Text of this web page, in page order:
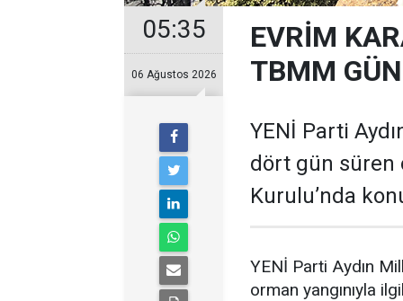
05:35
06 Ağustos 2026
EVRİM
TBMM
YENİ Parti
dört gün süren
Kurulu’nda
YENİ Parti Aydın
orman yangınıyla